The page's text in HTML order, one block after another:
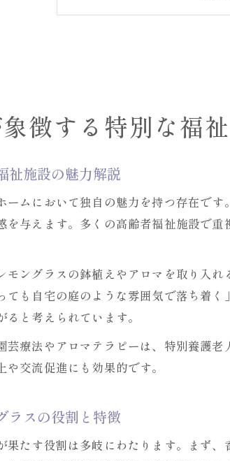
レモングラスを活
特養選びで注目し
特養選びで活かせ
家族目線で考えるレモ
家族が感じるレモ
レモングラスの特
家族目線で選ぶレ
レモングラスの役割と施
レモングラスが施設
施設選びに役立つ
徴する特別な福
祉施設の魅力解説
ームにおいて独自の魅力を持つ存在で
を与えます。多くの高齢者福祉施設で
モングラスの鉢植えやアロマを取り入
ても自宅の庭のような雰囲気で落ち着
と考えられています。
芸療法やアロマテラピーは、特別養護
交流促進にも効果的です。
ラスの役割と特徴
果たす役割は多岐にわたります。まず